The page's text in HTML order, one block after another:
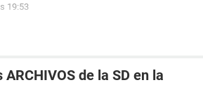
19:53
de la SD en la